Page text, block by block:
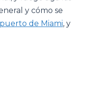
y cómo se
de Miami, y